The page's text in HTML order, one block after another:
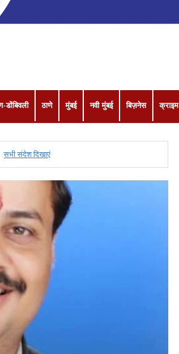
डोंबिवली ठाणे मुंबई नवी मुंबई बिज़नेस क्राइम
सभी संदेश दिखाएं